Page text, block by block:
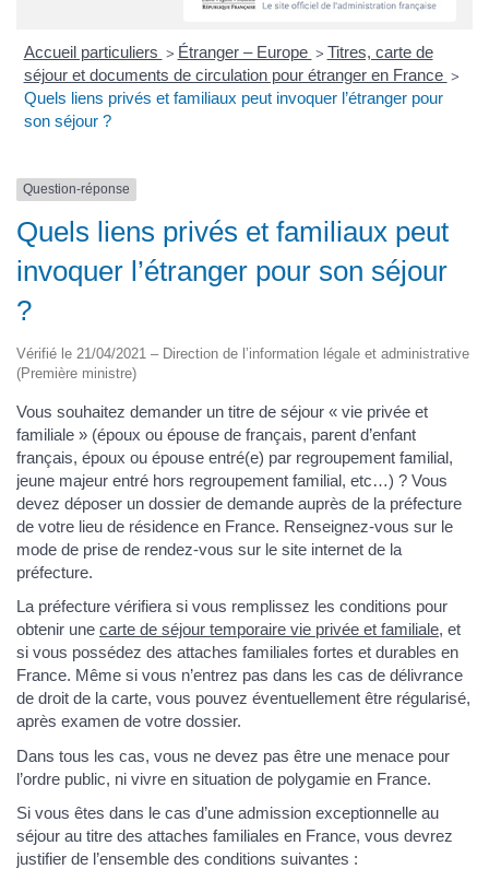
Accueil particuliers > Étranger – Europe > Titres, carte de
séjour et documents de circulation pour étranger en France >
Quels liens privés et familiaux peut invoquer l’étranger pour
son séjour ?
Question-réponse
Quels liens privés et familiaux peut
invoquer l’étranger pour son séjour
?
Vérifié le 21/04/2021 – Direction de l’information légale et administrative
(Première ministre)
Vous souhaitez demander un titre de séjour « vie privée et
familiale » (époux ou épouse de français, parent d’enfant
français, époux ou épouse entré(e) par regroupement familial,
jeune majeur entré hors regroupement familial, etc…) ? Vous
devez déposer un dossier de demande auprès de la préfecture
de votre lieu de résidence en France. Renseignez-vous sur le
mode de prise de rendez-vous sur le site internet de la
préfecture.
La préfecture vérifiera si vous remplissez les conditions pour
obtenir une carte de séjour temporaire vie privée et familiale, et
si vous possédez des attaches familiales fortes et durables en
France. Même si vous n’entrez pas dans les cas de délivrance
de droit de la carte, vous pouvez éventuellement être régularisé,
après examen de votre dossier.
Dans tous les cas, vous ne devez pas être une menace pour
l’ordre public, ni vivre en situation de polygamie en France.
Si vous êtes dans le cas d’une admission exceptionnelle au
séjour au titre des attaches familiales en France, vous devrez
justifier de l’ensemble des conditions suivantes :